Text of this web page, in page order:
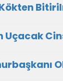
Uçacak